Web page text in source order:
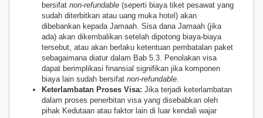
bersifat non-refundable (seperti biaya tiket pesawat yang
sudah diterbitkan atau uang muka hotel) akan
dibebankan kepada Jamaah. Sisa dana Jamaah (jika
ada) akan dikembalikan setelah dipotong biaya-biaya
tersebut, atau akan berlaku ketentuan pembatalan paket
sebagaimana diatur dalam Bab 5.3. Penolakan visa
dapat berimplikasi finansial signifikan jika komponen
biaya lain sudah bersifat non-refundable.
Keterlambatan Proses Visa: Jika terjadi keterlambatan
dalam proses penerbitan visa yang disebabkan oleh
pihak Kedutaan atau faktor lain di luar kendali wajar